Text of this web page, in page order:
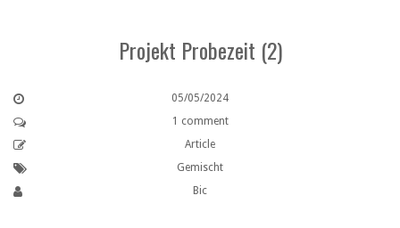
Projekt Probezeit (2)
05/05/2024
1 comment
Article
Gemischt
Bic